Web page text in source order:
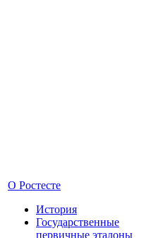
О Ростесте
История
Государственные
первичные эталоны